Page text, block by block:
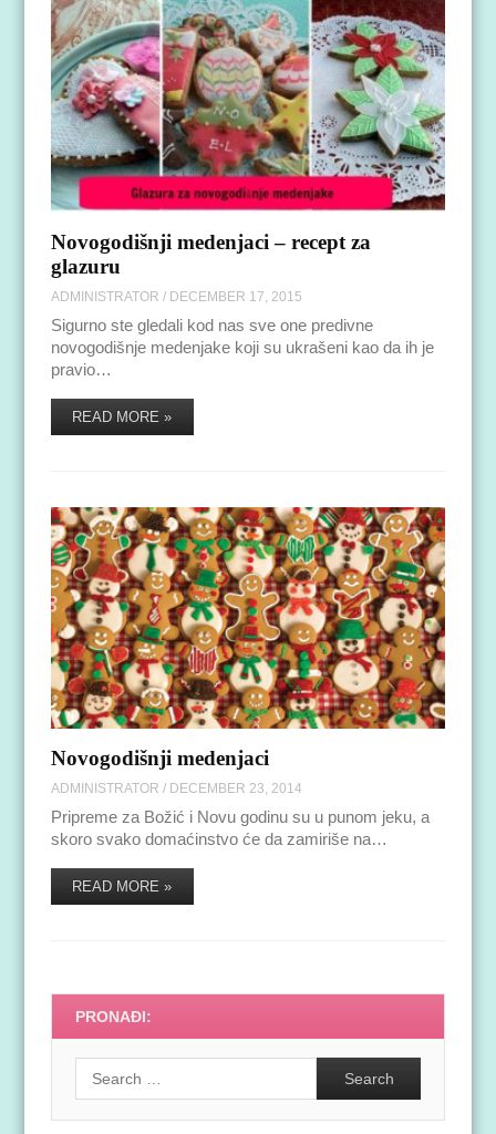
Novogodišnji medenjaci – recept za
glazuru
ADMINISTRATOR / DECEMBER 17, 2015
Sigurno ste gledali kod nas sve one predivne
novogodišnje medenjake koji su ukrašeni kao da ih je
pravio…
READ MORE »
Novogodišnji medenjaci
ADMINISTRATOR / DECEMBER 23, 2014
Pripreme za Božić i Novu godinu su u punom jeku, a
skoro svako domaćinstvo će da zamiriše na…
READ MORE »
PRONAĐI: